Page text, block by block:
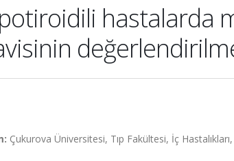
hastalarda
Çukurova Üniversitesi, Tıp Fakültesi, İç